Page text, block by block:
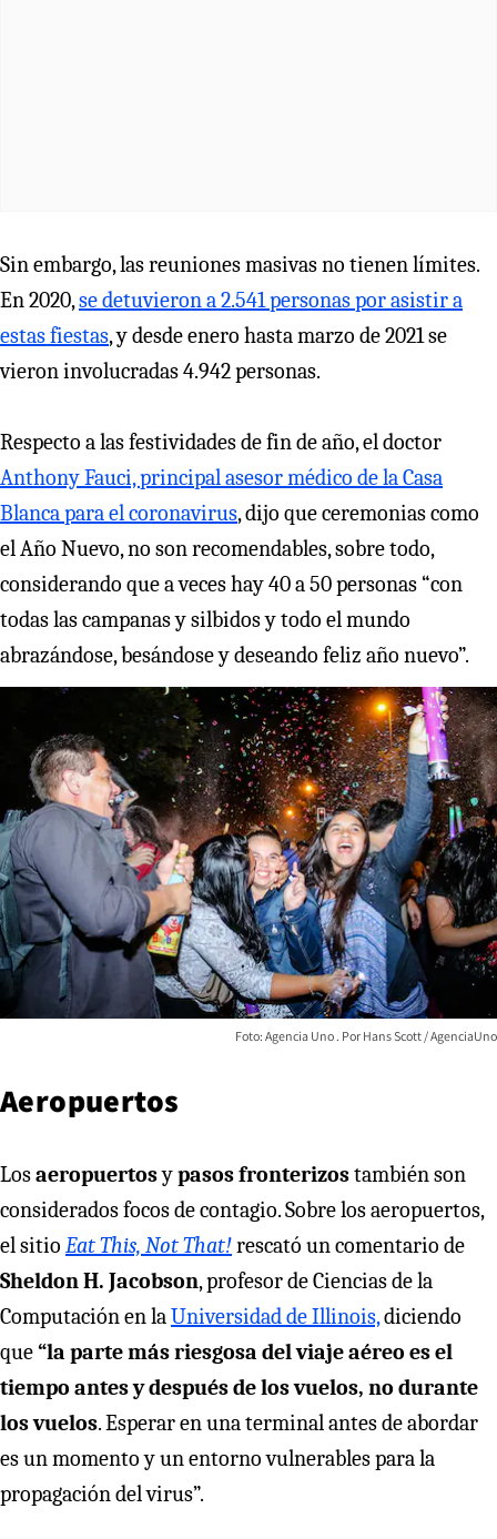
Sin embargo, las reuniones masivas no tienen límites.
En 2020,se detuvieron a 2.541 personas por asistir a
estas fiestas, y desde enero hasta marzo de 2021 se
vieron involucradas 4.942 personas.
Respecto a las festividades de fin de año, el doctor
Anthony Fauci, principal asesor médico de la Casa
Blanca para el coronavirus, dijo que ceremonias como
el Año Nuevo, no son recomendables, sobre todo,
considerando que a veces hay 40 a 50 personas “con
todas las campanas y silbidos y todo el mundo
abrazándose, besándose y deseando feliz año nuevo”.
Foto: Agencia Uno Hans Scott / AgenciaUno
Aeropuertos
Losaeropuertosypasos fronterizostambién son
considerados focos de contagio. Sobre los aeropuertos,
el sitio Eat This, Not That!rescató un comentario de
Sheldon H. Jacobson, profesor de Ciencias de la
Computación en la Universidad de Illinois,diciendo
que“la parte más riesgosa del viaje aéreo es el
tiempo antes y después de los vuelos, no durante
los vuelos. Esperar en una terminal antes de abordar
es un momento y un entorno vulnerables para la
propagación del virus”.